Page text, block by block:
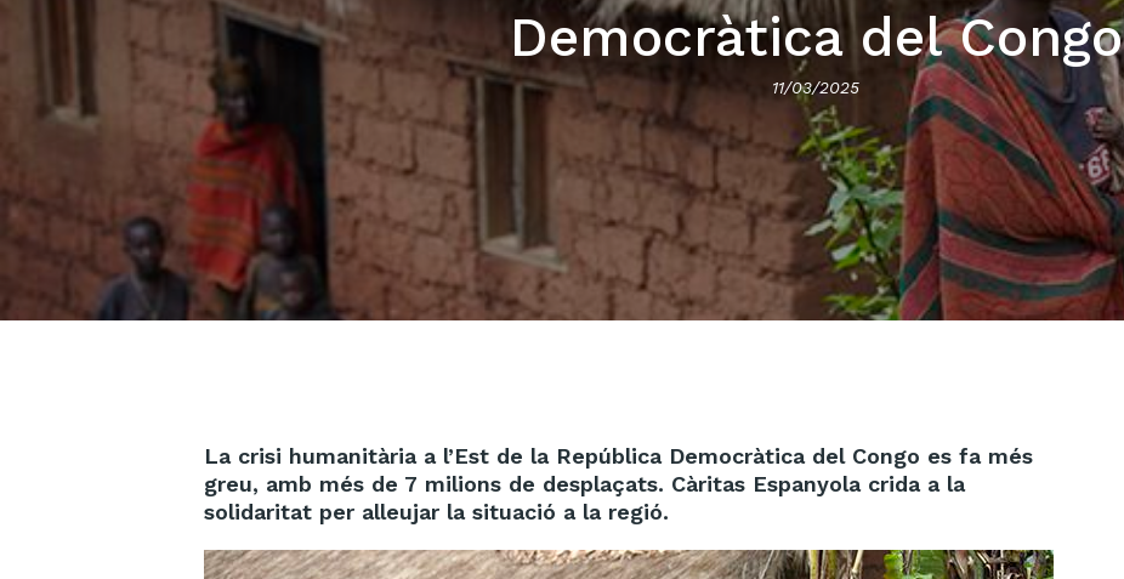
Democràtica del Congo
11/03/2025
La crisi humanitària a l’Est de la República Democràtica del Congo es fa més
greu, amb més de 7 milions de desplaçats. Càritas Espanyola crida a la
solidaritat per alleujar la situació a la regió.